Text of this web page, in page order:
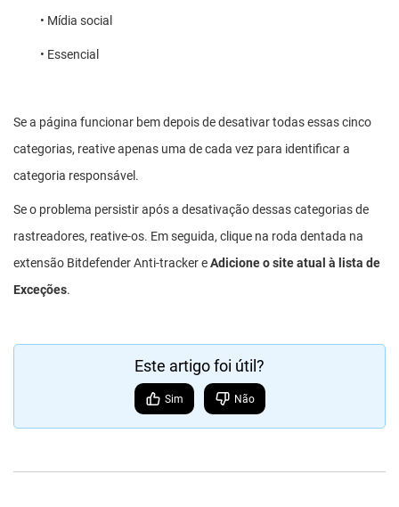
• Mídia social
• Essencial
Se a página funcionar bem depois de desativar todas essas cinco
categorias, reative apenas uma de cada vez para identificar a
categoria responsável.
Se o problema persistir após a desativação dessas categorias de
rastreadores, reative-os. Em seguida, clique na roda dentada na
extensão Bitdefender Anti-tracker eAdicione o site atual à lista de
Exceções.
Este artigo foi útil?
Sim Não